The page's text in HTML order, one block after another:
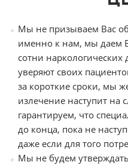
Мы не призываем Вас
именно к нам, мы даем
сотни наркологических
уверяют своих
за короткие сроки, мы
излечение наступит
гарантируем, что
до конца, пока не
даже если для того
Мы не будем